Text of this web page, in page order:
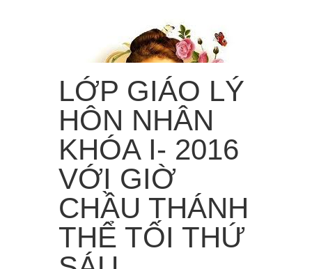
“Từ trời cao, Em sẽ làm mưa hoa hồng rơi xuống trần
gian!”
Menu
LỚP GIÁO LÝ
HÔN NHÂN
KHÓA I- 2016
VỚI GIỜ
CHẦU THÁNH
THỂ TỐI THỨ